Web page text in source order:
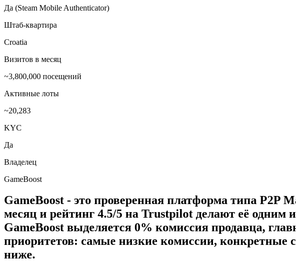
Да (Steam Mobile Authenticator)
Штаб-квартира
Croatia
Визитов в месяц
~3,800,000 посещений
Активные лоты
~20,283
KYC
Да
Владелец
GameBoost
GameBoost - это проверенная платформа типа P2P
месяц и рейтинг 4.5/5 на Trustpilot делают её одним
GameBoost выделяется 0% комиссия продавца,
приоритетов: самые низкие комиссии,
ниже.